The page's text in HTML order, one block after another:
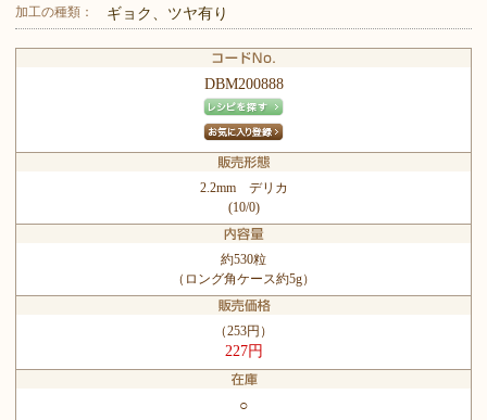
加工の種類： ギョク、ツヤ有り
DBM200888
2.2mm デリカ
(10/0)
約530粒
（ロング角ケース約5g）
（253円）
227円
○